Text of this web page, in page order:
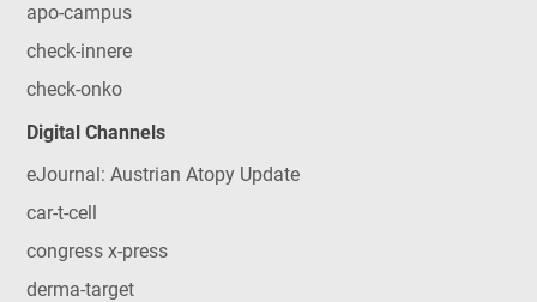
apo-campus
check-innere
check-onko
Digital Channels
eJournal: Austrian Atopy Update
car-t-cell
congress x-press
derma-target